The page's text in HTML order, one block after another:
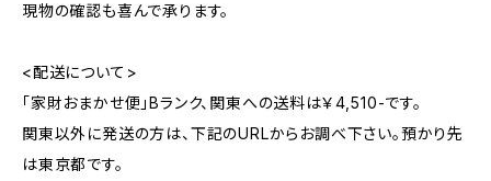
現物の確認も喜んで承ります。
<配送について>
「家財おまかせ便」Bランク、関東への送料は￥4,510-です。
関東以外に発送の方は、下記のURLからお調べ下さい。預かり先
は東京都です。